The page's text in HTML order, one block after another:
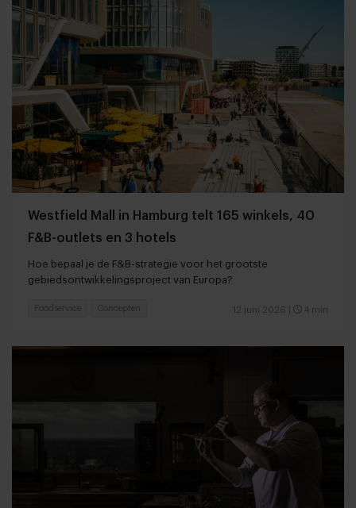
Westfield Mall in Hamburg telt 165 winkels, 40
F&B-outlets en 3 hotels
Hoe bepaal je de F&B-strategie voor het grootste
gebiedsontwikkelingsproject van Europa?
12 juni 2026 4 min
Foodservice Concepten